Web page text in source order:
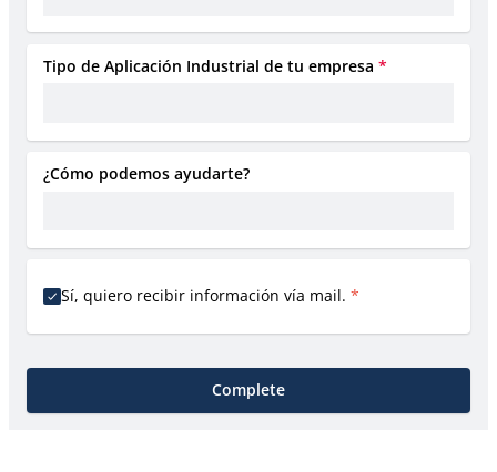
Tipo de Aplicación Industrial de tu empresa *
¿Cómo podemos ayudarte?
Sí, quiero recibir información vía mail. *